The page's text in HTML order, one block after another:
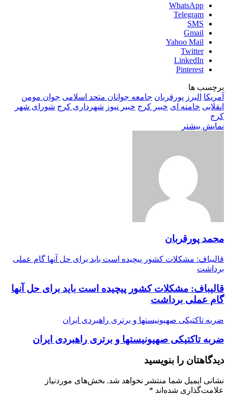
WhatsApp
Telegram
SMS
Gmail
Yahoo Mail
Twitter
LinkedIn
Pinterest
برچسب ها
آمریکا البرز پورقربان جامعه جوانان متحد اسلامی جوان مومن
انقلابی خامنه ای خبیر کرج خبیر نیوز شهرداری کرج شورای شهر
کرج
نمایش بیشتر
محمد پورقربان
قالیباف: مشکلات کشور پیچیده است باید برای حل آنها گام عملی
برداشت
قالیباف: مشکلات کشور پیچیده است باید برای حل آنها
گام عملی برداشت
ضربه تاکتیکی صهیونیستها و برتری راهبردی ایران
ضربه تاکتیکی صهیونیستها و برتری راهبردی ایران
دیدگاهتان را بنویسید
نشانی ایمیل شما منتشر نخواهد شد. بخش‌های موردنیاز
علامت‌گذاری شده‌اند *